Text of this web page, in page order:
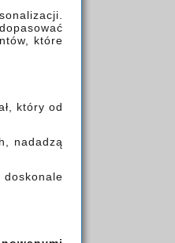
które
który od
nadadzą